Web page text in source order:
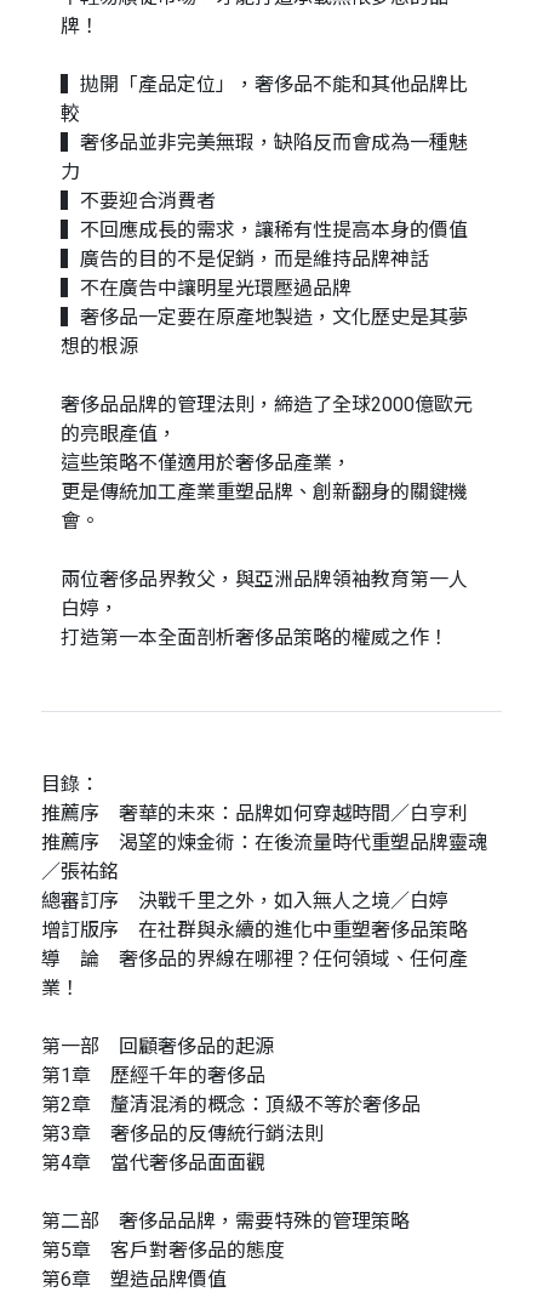
牌！
▍拋開「產品定位」，奢侈品不能和其他品牌比
較
▍奢侈品並非完美無瑕，缺陷反而會成為一種魅
力
▍不要迎合消費者
▍不回應成長的需求，讓稀有性提高本身的價值
▍廣告的目的不是促銷，而是維持品牌神話
▍不在廣告中讓明星光環壓過品牌
▍奢侈品一定要在原產地製造，文化歷史是其夢
想的根源
奢侈品品牌的管理法則，締造了全球2000億歐元
的亮眼產值，
這些策略不僅適用於奢侈品產業，
更是傳統加工產業重塑品牌、創新翻身的關鍵機
會。
兩位奢侈品界教父，與亞洲品牌領袖教育第一人
白婷，
打造第一本全面剖析奢侈品策略的權威之作！
目錄：
推薦序 奢華的未來：品牌如何穿越時間／白亨利
推薦序 渴望的煉金術：在後流量時代重塑品牌靈魂
／張祐銘
總審訂序 決戰千里之外，如入無人之境／白婷
增訂版序 在社群與永續的進化中重塑奢侈品策略
導 論 奢侈品的界線在哪裡？任何領域、任何產
業！
第一部 回顧奢侈品的起源
第1章 歷經千年的奢侈品
第2章 釐清混淆的概念：頂級不等於奢侈品
第3章 奢侈品的反傳統行銷法則
第4章 當代奢侈品面面觀
第二部 奢侈品品牌，需要特殊的管理策略
第5章 客戶對奢侈品的態度
第6章 塑造品牌價值